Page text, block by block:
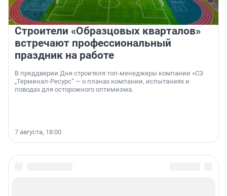
Строители «Образцовых кварталов»
встречают профессиональный
праздник на работе
В преддверии Дня строителя топ-менеджеры компании «СЗ
„Терминал-Ресурс“ — о планах компании, испытаниях и
поводах для осторожного оптимизма.
7 августа, 18:00